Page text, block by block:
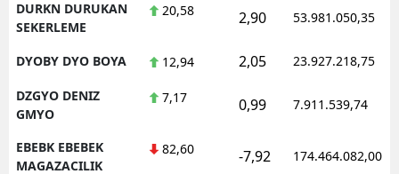
DURKN DURUKAN
SEKERLEME
20,58 2,90 53.981.050,35
DYOBY DYO BOYA 12,94 2,05 23.927.218,75
DZGYO DENIZ
GMYO
7,17 0,99 7.911.539,74
EBEBK EBEBEK
MAGAZACILIK
82,60 -7,92 174.464.082,00